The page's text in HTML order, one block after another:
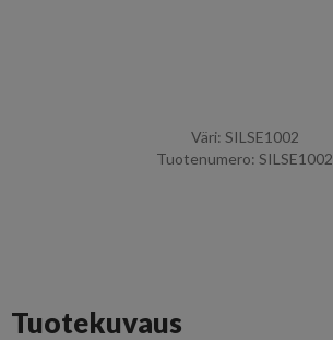
Väri: SILSE1002
Tuotenumero: SILSE1002
Tuotekuvaus